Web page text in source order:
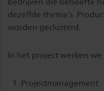
bedrijven die behoefte
dezelfde thema’s.
worden geclusterd.
In het project werken
Projectmanagement